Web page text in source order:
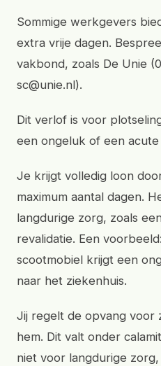
Sommige werkgevers
extra vrije dagen.
vakbond, zoals De Unie
sc@unie.nl).
Dit verlof is voor
een ongeluk of een
Je krijgt volledig loon
maximum aantal dagen.
langdurige zorg, zoals
revalidatie. Een
scootmobiel krijgt een
naar het ziekenhuis.
Jij regelt de opvang voor
hem. Dit valt onder
niet voor langdurige